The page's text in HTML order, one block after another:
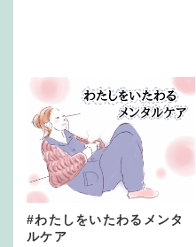
#わたしをいたわるメンタ
ルケア